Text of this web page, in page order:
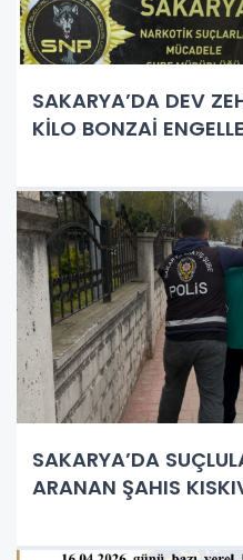
SAKARYA’DA DEV
KİLO BONZAİ
SAKARYA’DA
ARANAN ŞAHIS